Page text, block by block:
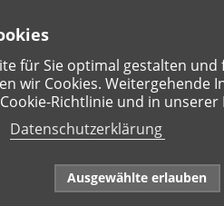
für Sie optimal gestalten
wir Cookies. Weitergehende
Richtlinie und in
Datenschutzerklärung
Ausgewählte erlauben